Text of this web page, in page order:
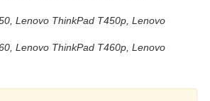
Lenovo ThinkPad T450p, Lenovo
Lenovo ThinkPad T460p, Lenovo